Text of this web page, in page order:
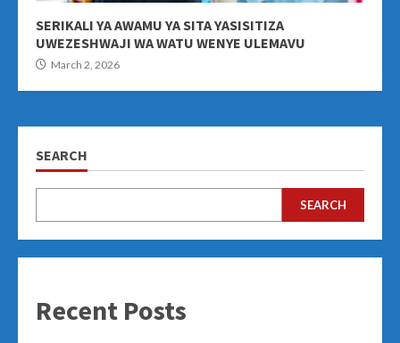
SERIKALI YA AWAMU YA SITA YASISITIZA
UWEZESHWAJI WA WATU WENYE ULEMAVU
March 2, 2026
SEARCH
SEARCH
Recent Posts